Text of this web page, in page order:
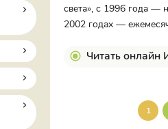
света», с 1996 года —
2002 годах —
Читать
1